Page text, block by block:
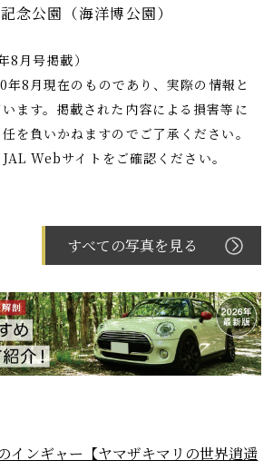
念公園（海洋博公園）
8月号掲載）
8月現在のものであり、実際の情報と
ます。掲載された内容による損害等に
を負いかねますのでご了承ください。
Webサイトをご確認ください。
すべての写真を見る
インギャー【ヤマザキマリの世界逍遥